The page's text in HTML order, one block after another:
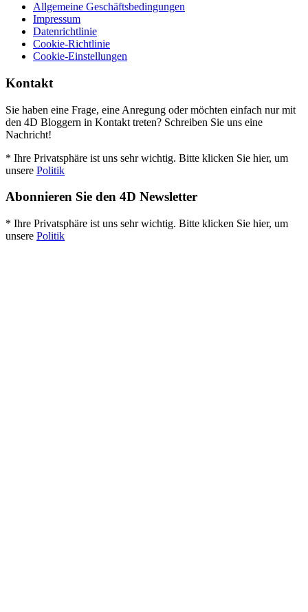
Allgemeine Geschäftsbedingungen
Impressum
Datenrichtlinie
Cookie-Richtlinie
Cookie-Einstellungen
Kontakt
Sie haben eine Frage, eine Anregung oder möchten einfach nur mit
den 4D Bloggern in Kontakt treten? Schreiben Sie uns eine
Nachricht!
* Ihre Privatsphäre ist uns sehr wichtig. Bitte klicken Sie hier, um
unsere Politik
Abonnieren Sie den 4D Newsletter
* Ihre Privatsphäre ist uns sehr wichtig. Bitte klicken Sie hier, um
unsere Politik